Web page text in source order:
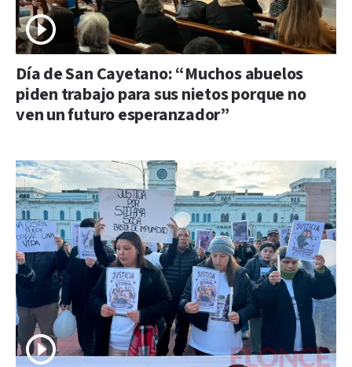
Día de San Cayetano: “Muchos abuelos
piden trabajo para sus nietos porque no
ven un futuro esperanzador”